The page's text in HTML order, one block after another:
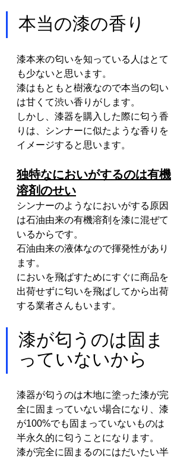
本当の漆の香り
漆本来の匂いを知っている人はとて
も少ないと思います。
漆はもともと樹液なので本当の匂い
は甘くて渋い香りがします。
しかし、漆器を購入した際に匂う香
りは、シンナーに似たような香りを
イメージすると思います。
独特なにおいがするのは有機
溶剤のせい
シンナーのようなにおいがする原因
は石油由来の有機溶剤を漆に混ぜて
いるからです。
石油由来の液体なので揮発性があり
ます。
においを飛ばすためにすぐに商品を
出荷せずに匂いを飛ばしてから出荷
する業者さんもいます。
漆が匂うのは固ま
っていないから
漆器が匂うのは木地に塗った漆が完
全に固まっていない場合になり、漆
が100%でも固まっていないものは
半永久的に匂うことになります。
漆が完全に固まるのにはだいたい半